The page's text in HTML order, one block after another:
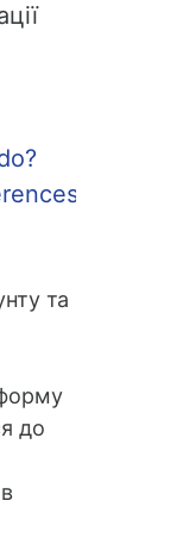
та
до